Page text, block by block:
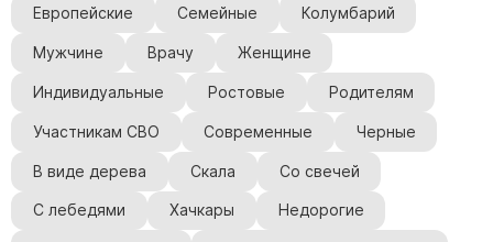
Памятники индивидуальные
Памятники классические
Памятники книга
Памятники красивые
Памятники Православные
Памятники прямоугольные
Памятники с воздушным креcтом
Европейские Семейные Колумбарий
Мужчине Врачу Женщине
Индивидуальные Ростовые Родителям
Участникам СВО Современные Черные
В виде дерева Скала Со свечей
С лебедями Хачкары Недорогие